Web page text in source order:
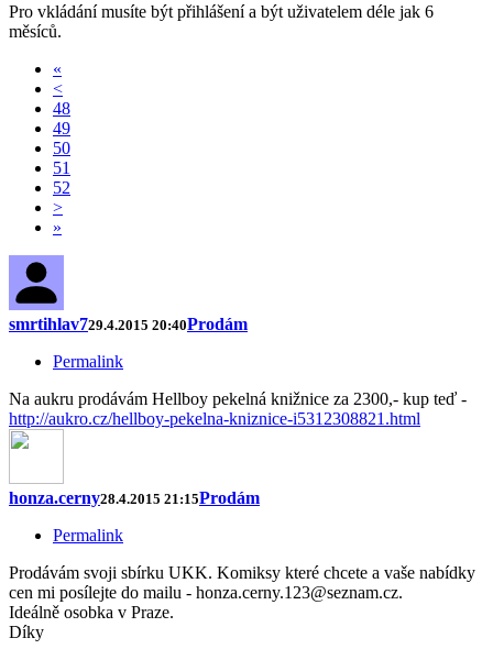
Pro vkládání musíte být přihlášení a být uživatelem déle jak 6
měsíců.
«
<
48
49
50
51
52
>
»
smrtihlav729.4.2015 20:40Prodám
Permalink
Na aukru prodávám Hellboy pekelná knižnice za 2300,- kup teď -
http://aukro.cz/hellboy-pekelna-kniznice-i5312308821.html
honza.cerny28.4.2015 21:15Prodám
Permalink
Prodávám svoji sbírku UKK. Komiksy které chcete a vaše nabídky
cen mi posílejte do mailu - honza.cerny.123@seznam.cz.
Ideálně osobka v Praze.
Díky